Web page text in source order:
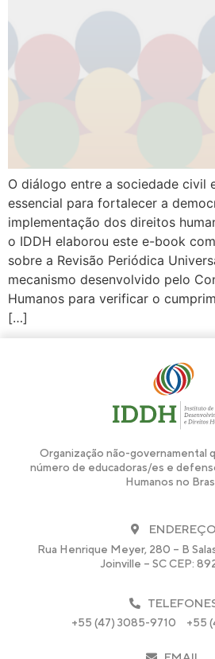
O diálogo entre a sociedade civil
essencial para fortalecer a
implementação dos direitos
o IDDH elaborou este e-book
sobre a Revisão Periódica
mecanismo desenvolvido pelo
Humanos para verificar o
[…]
Organização não-governamental
número de educadoras/es e
Humanos no
ENDEREÇO
Rua Henrique Meyer, 280 – B
Joinville – SC CEP:
+55 (47) 3085-9710 +55